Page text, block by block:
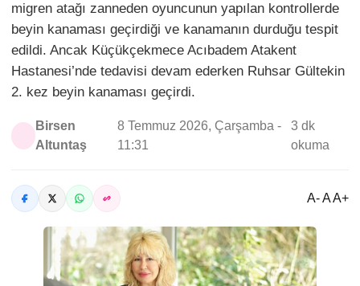
migren atağı zanneden oyuncunun yapılan kontrollerde
beyin kanaması geçirdiği ve kanamanın durduğu tespit
edildi. Ancak Küçükçekmece Acıbadem Atakent
Hastanesi’nde tedavisi devam ederken Ruhsar Gültekin
2. kez beyin kanaması geçirdi.
Birsen
Altuntaş
8 Temmuz 2026, Çarşamba -
11:31
3 dk
okuma
A- A A+